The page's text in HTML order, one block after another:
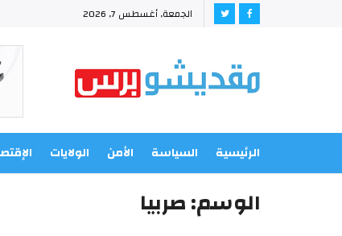
الجمعة, أغسطس 7, 2026
الرئيسية السياسة الأمن الولايات
الوسم:صربيا